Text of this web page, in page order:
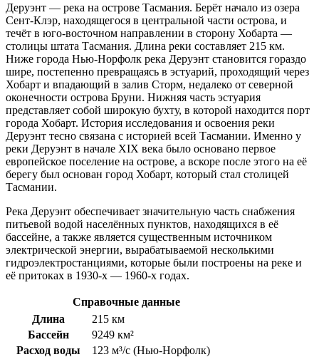
Деруэнт — река на острове Тасмания. Берёт начало из озера
Сент-Клэр, находящегося в центральной части острова, и
течёт в юго-восточном направлении в сторону Хобарта —
столицы штата Тасмания. Длина реки составляет 215 км.
Ниже города Нью-Норфолк река Деруэнт становится гораздо
шире, постепенно превращаясь в эстуарий, проходящий через
Хобарт и впадающий в залив Сторм, недалеко от северной
оконечности острова Бруни. Нижняя часть эстуария
представляет собой широкую бухту, в которой находится порт
города Хобарт. История исследования и освоения реки
Деруэнт тесно связана с историей всей Тасмании. Именно у
реки Деруэнт в начале XIX века было основано первое
европейское поселение на острове, а вскоре после этого на её
берегу был основан город Хобарт, который стал столицей
Тасмании.
Река Деруэнт обеспечивает значительную часть снабжения
питьевой водой населённых пунктов, находящихся в её
бассейне, а также является существенным источником
электрической энергии, вырабатываемой несколькими
гидроэлектростанциями, которые были построены на реке и
её притоках в 1930-х — 1960-х годах.
Справочные данные
Длина
215 км
Бассейн
9249 км²
Расход воды
123 м³/с (Нью-Норфолк)